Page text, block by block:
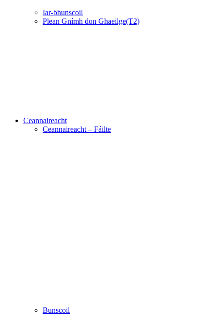
Iar-bhunscoil
Plean Gnímh don Ghaeilge(T2)
Ceannaireacht
Ceannaireacht – Fáilte
Bunscoil